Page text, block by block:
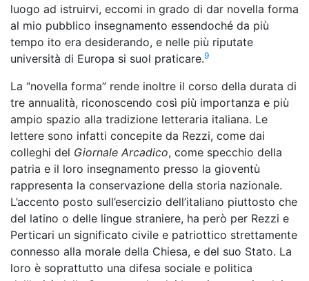
luogo ad istruirvi, eccomi in grado di dar novella forma
al mio pubblico insegnamento essendoché da più
tempo ito era desiderando, e nelle più riputate
università di Europa si suol praticare.9
La “novella forma” rende inoltre il corso della durata di
tre annualità, riconoscendo così più importanza e più
ampio spazio alla tradizione letteraria italiana. Le
lettere sono infatti concepite da Rezzi, come dai
colleghi del Giornale Arcadico, come specchio della
patria e il loro insegnamento presso la gioventù
rappresenta la conservazione della storia nazionale.
L’accento posto sull’esercizio dell’italiano piuttosto che
del latino o delle lingue straniere, ha però per Rezzi e
Perticari un significato civile e patriottico strettamente
connesso alla morale della Chiesa, e del suo Stato. La
loro è soprattutto una difesa sociale e politica